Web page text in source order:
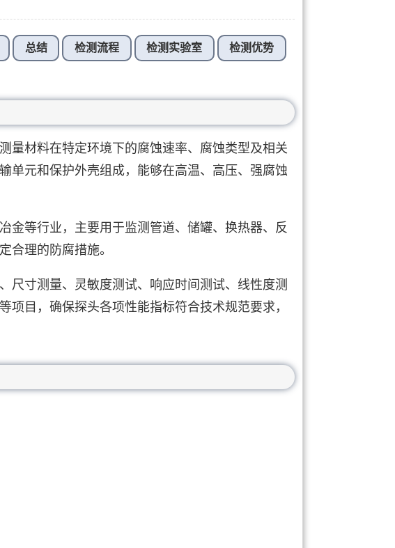
总结 检测流程 检测实验室 检测优势
量材料在特定环境下的腐蚀速率、腐蚀类型及相关
单元和保护外壳组成，能够在高温、高压、强腐蚀
金等行业，主要用于监测管道、储罐、换热器、反
合理的防腐措施。
尺寸测量、灵敏度测试、响应时间测试、线性度测
目，确保探头各项性能指标符合技术规范要求，